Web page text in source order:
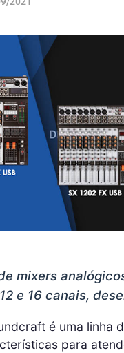
mixers
e 16 canais,
é uma linha
para